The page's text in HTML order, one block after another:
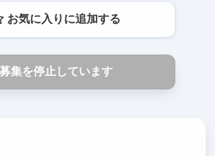
お気に入りに追加する
募集を停止しています